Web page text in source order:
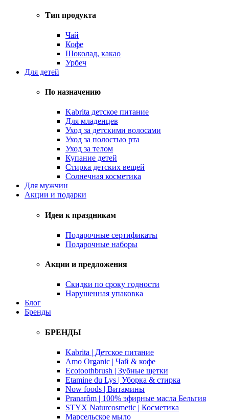
Тип продукта
Чай
Кофе
Шоколад, какао
Урбеч
Для детей
По назначению
Kabrita детское питание
Для младенцев
Уход за детскими волосами
Уход за полостью рта
Уход за телом
Купание детей
Стирка детских вещей
Солнечная косметика
Для мужчин
Акции и подарки
Идеи к праздникам
Подарочные сертификаты
Подарочные наборы
Акции и предложения
Скидки по сроку годности
Нарушенная упаковка
Блог
Бренды
БРЕНДЫ
Kabrita | Детское питание
Amo Organic | Чай & кофе
Ecotoothbrush | Зубные щетки
Etamine du Lys | Уборка & стирка
Now foods | Витамины
Pranarôm | 100% эфирные масла Бельгия
STYX Naturcosmetic | Косметика
Марсельское мыло